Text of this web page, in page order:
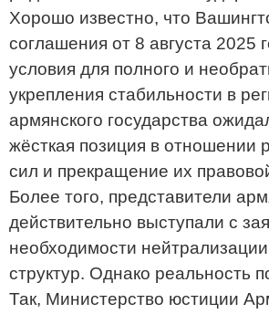
Хорошо известно, что
соглашения от 8 августа 2025
условия для полного и
укрепления стабильности в
армянского государства
жёсткая позиция в отношении
сил и прекращение их
Более того, представители
действительно выступали с
необходимости
структур. Однако реальность
Так, Министерство юстиции